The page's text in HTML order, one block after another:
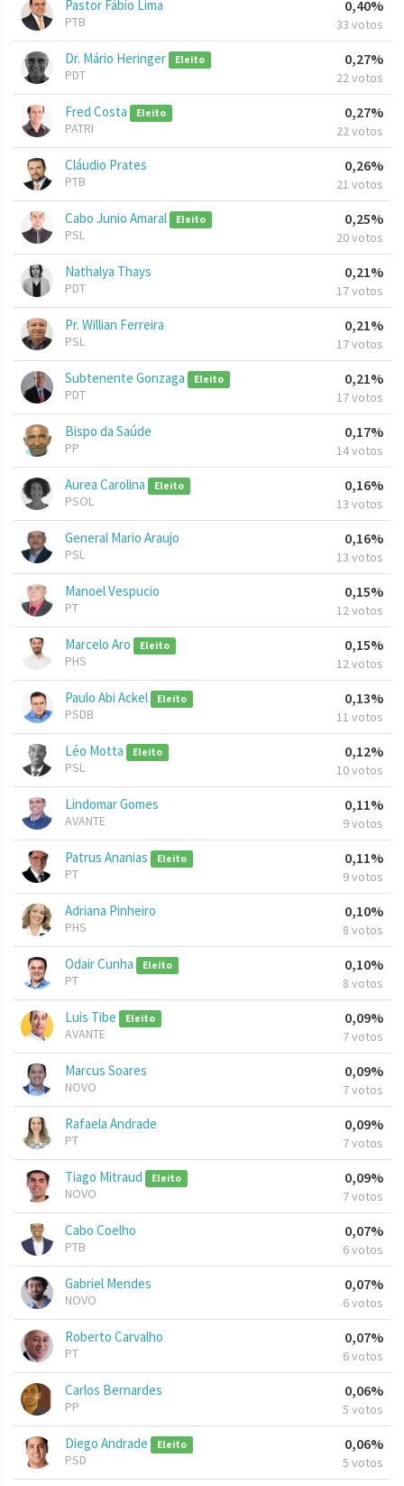
Pastor Fábio Lima
PTB
0,40%
33 votos
Dr. Mário Heringer Eleito
PDT
0,27%
22 votos
Fred Costa Eleito
PATRI
0,27%
22 votos
Cláudio Prates
PTB
0,26%
21 votos
Cabo Junio Amaral Eleito
PSL
0,25%
20 votos
Nathalya Thays
PDT
0,21%
17 votos
Pr. Willian Ferreira
PSL
0,21%
17 votos
Subtenente Gonzaga Eleito
PDT
0,21%
17 votos
Bispo da Saúde
PP
0,17%
14 votos
Aurea Carolina Eleito
PSOL
0,16%
13 votos
General Mario Araujo
PSL
0,16%
13 votos
Manoel Vespucio
PT
0,15%
12 votos
Marcelo Aro Eleito
PHS
0,15%
12 votos
Paulo Abi Ackel Eleito
PSDB
0,13%
11 votos
Léo Motta Eleito
PSL
0,12%
10 votos
Lindomar Gomes
AVANTE
0,11%
9 votos
Patrus Ananias Eleito
PT
0,11%
9 votos
Adriana Pinheiro
PHS
0,10%
8 votos
Odair Cunha Eleito
PT
0,10%
8 votos
Luis Tibe Eleito
AVANTE
0,09%
7 votos
Marcus Soares
NOVO
0,09%
7 votos
Rafaela Andrade
PT
0,09%
7 votos
Tiago Mitraud Eleito
NOVO
0,09%
7 votos
Cabo Coelho
PTB
0,07%
6 votos
Gabriel Mendes
NOVO
0,07%
6 votos
Roberto Carvalho
PT
0,07%
6 votos
Carlos Bernardes
PP
0,06%
5 votos
Diego Andrade Eleito
PSD
0,06%
5 votos